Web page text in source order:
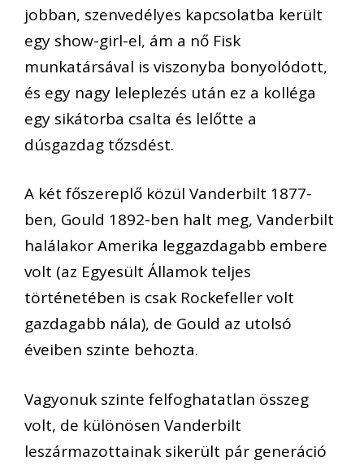
jobban, szenvedélyes kapcsolatba került
egy show-girl-el, ám a nő Fisk
munkatársával is viszonyba bonyolódott,
és egy nagy leleplezés után ez a kolléga
egy sikátorba csalta és lelőtte a
dúsgazdag tőzsdést.
A két főszereplő közül Vanderbilt 1877-
ben, Gould 1892-ben halt meg, Vanderbilt
halálakor Amerika leggazdagabb embere
volt (az Egyesült Államok teljes
történetében is csak Rockefeller volt
gazdagabb nála), de Gould az utolsó
éveiben szinte behozta.
Vagyonuk szinte felfoghatatlan összeg
volt, de különösen Vanderbilt
leszármazottainak sikerült pár generáció